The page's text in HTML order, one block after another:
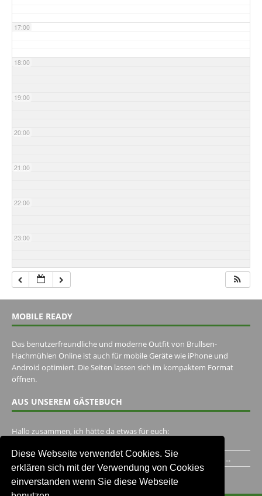
Diese Webseite verwendet Cookies. Sie
erklären sich mit der Verwendung von Cookies
einverstanden wenn Sie diese Webseite
17:00
18:00
19:00
20:00
21:00
22:00
23:00
MOBILE READY
Das benutzerfreundliche und moderne Outfit von Brullsen-
Hachmühlen Online ist auch für mobile Geräte wie iPhone und
Android optimiert. Die Seiten lassen sich im kompaktem Format
öffnen.
AUS UNSEREM GÄSTEBUCH
Hallo zusammen, ich hätte da etwas für euch:
Ich habe ein Jahr im Gasthaus Hugo Pape verbracht..Habe ihn...
Unser Gästebuch besuchen